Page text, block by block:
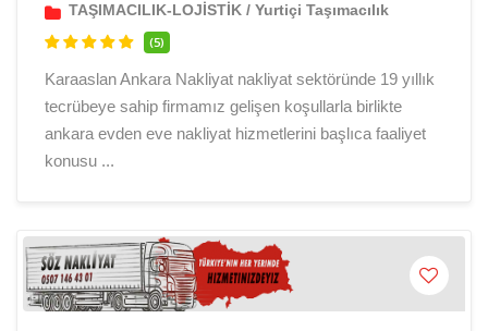
TAŞIMACILIK-LOJİSTİK / Yurtiçi Taşımacılık
(5)
Karaaslan Ankara Nakliyat nakliyat sektöründe 19 yıllık
tecrübeye sahip firmamız gelişen koşullarla birlikte
ankara evden eve nakliyat hizmetlerini başlıca faaliyet
konusu ...